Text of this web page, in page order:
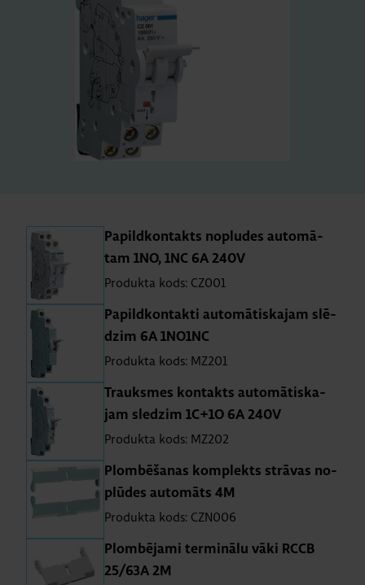
Pa­pil­dkon­takts no­plu­des au­to­mā­
tam 1NO, 1NC 6A 240V
Produkta kods: CZ001
Pa­pil­dkon­takti au­to­mā­tis­ka­jam slē­
dzim 6A 1NO1NC
Produkta kods: MZ201
Trauk­smes kon­takts au­to­mā­tis­ka­
jam sle­dzim 1C+1O 6A 240V
Produkta kods: MZ202
Plom­bē­ša­nas kom­plekts strā­vas no­
plū­des au­to­māts 4M
Produkta kods: CZN006
Plom­bē­jami ter­mi­nālu vāki RCCB
25/63A 2M